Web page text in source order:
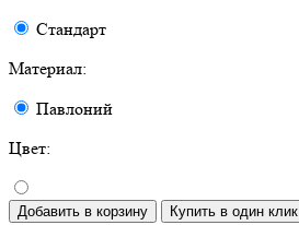
Стандарт
Материал:
Павлоний
Цвет:
Добавить в корзину Купить в один клик